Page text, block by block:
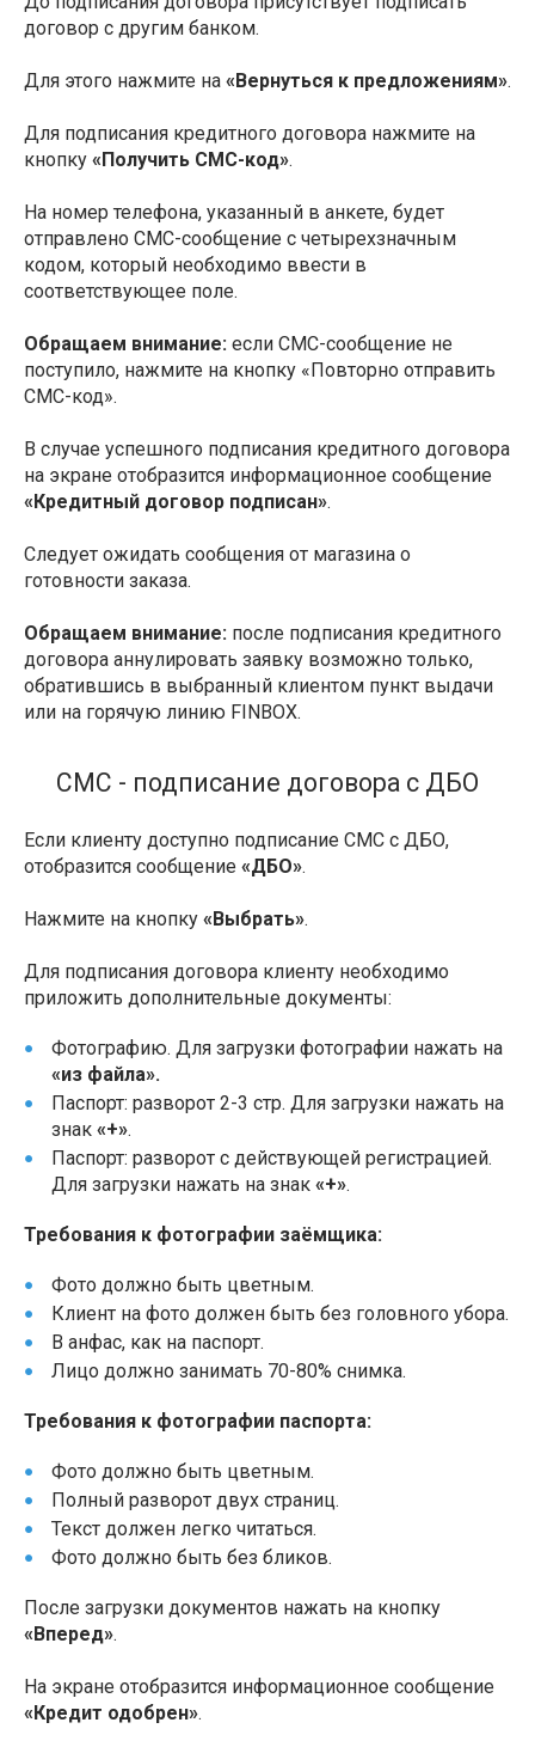
договор с другим банком.
Для этого нажмите на «Вернуться к предложениям».
Для подписания кредитного договора нажмите на
кнопку «Получить СМС-код».
На номер телефона, указанный в анкете, будет
отправлено СМС-сообщение с четырехзначным
кодом, который необходимо ввести в
соответствующее поле.
Обращаем внимание: если СМС-сообщение не
поступило, нажмите на кнопку «Повторно отправить
СМС-код».
В случае успешного подписания кредитного договора
на экране отобразится информационное сообщение
«Кредитный договор подписан».
Следует ожидать сообщения от магазина о
готовности заказа.
Обращаем внимание: после подписания кредитного
договора аннулировать заявку возможно только,
обратившись в выбранный клиентом пункт выдачи
или на горячую линию FINBOX.
СМС - подписание договора с ДБО
Если клиенту доступно подписание СМС с ДБО,
отобразится сообщение «ДБО».
Нажмите на кнопку «Выбрать».
Для подписания договора клиенту необходимо
приложить дополнительные документы:
Фотографию. Для загрузки фотографии нажать на
«из файла».
Паспорт: разворот 2-3 стр. Для загрузки нажать на
знак «+».
Паспорт: разворот с действующей регистрацией.
Для загрузки нажать на знак «+».
Требования к фотографии заёмщика:
Фото должно быть цветным.
Клиент на фото должен быть без головного убора.
В анфас, как на паспорт.
Лицо должно занимать 70-80% снимка.
Требования к фотографии паспорта:
Фото должно быть цветным.
Полный разворот двух страниц.
Текст должен легко читаться.
Фото должно быть без бликов.
После загрузки документов нажать на кнопку
«Вперед».
На экране отобразится информационное сообщение
«Кредит одобрен».